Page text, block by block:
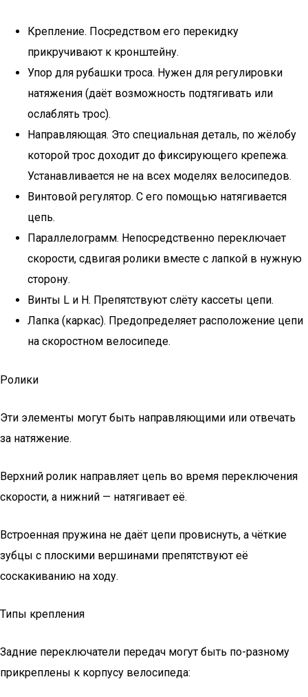
Крепление. Посредством его перекидку
прикручивают к кронштейну.
Упор для рубашки троса. Нужен для регулировки
натяжения (даёт возможность подтягивать или
ослаблять трос).
Направляющая. Это специальная деталь, по жёлобу
которой трос доходит до фиксирующего крепежа.
Устанавливается не на всех моделях велосипедов.
Винтовой регулятор. С его помощью натягивается
цепь.
Параллелограмм. Непосредственно переключает
скорости, сдвигая ролики вместе с лапкой в нужную
сторону.
Винты L и H. Препятствуют слёту кассеты цепи.
Лапка (каркас). Предопределяет расположение цепи
на скоростном велосипеде.
Ролики
Эти элементы могут быть направляющими или отвечать
за натяжение.
Верхний ролик направляет цепь во время переключения
скорости, а нижний — натягивает её.
Встроенная пружина не даёт цепи провиснуть, а чёткие
зубцы с плоскими вершинами препятствуют её
соскакиванию на ходу.
Типы крепления
Задние переключатели передач могут быть по-разному
прикреплены к корпусу велосипеда: